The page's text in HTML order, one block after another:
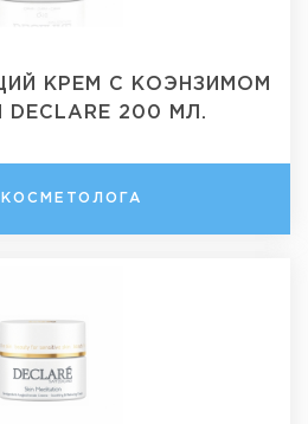
КРЕМ С КОЭНЗИМОМ
DECLARE 200 МЛ.